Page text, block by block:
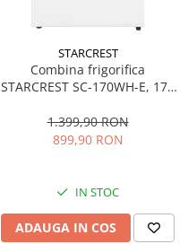
STARCREST
Combina frigorifica
STARCREST SC-170WH-E, 170
Termostat reglabil, Iluminare
LED, Picioare ajustabile, Usi
1.399,90 RON
899,90 RON
IN STOC
ADAUGA IN COS